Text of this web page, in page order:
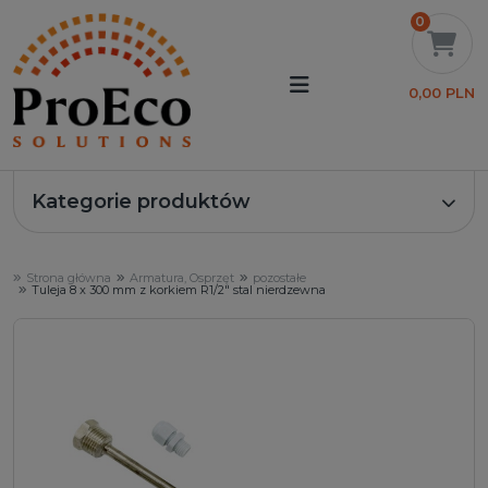
0
0,00 PLN
Kategorie produktów
Strona główna Armatura, Osprzęt pozostałe
Tuleja 8 x 300 mm z korkiem R1/2" stal nierdzewna